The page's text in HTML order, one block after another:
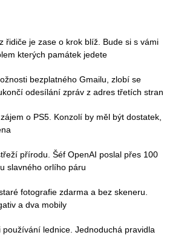
řidiče je zase o krok blíž. Bude si s vámi
kterých památek jedete
bezplatného Gmailu, zlobí se
odesílání zpráv z adres třetích stran
o PS5. Konzolí by měl být dostatek,
přírodu. Šéf OpenAI poslal přes 100
slavného orlího páru
fotografie zdarma a bez skeneru.
a dva mobily
používání lednice. Jednoduchá pravidla